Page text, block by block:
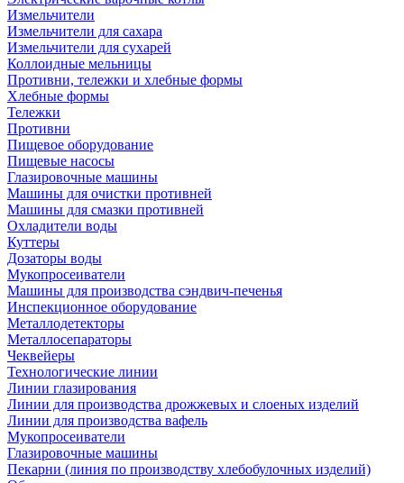
Измельчители
Измельчители для сахара
Измельчители для сухарей
Коллоидные мельницы
Противни, тележки и хлебные формы
Хлебные формы
Тележки
Противни
Пищевое оборудование
Пищевые насосы
Глазировочные машины
Машины для очистки противней
Машины для смазки противней
Охладители воды
Куттеры
Дозаторы воды
Мукопросеиватели
Машины для производства сэндвич-печенья
Инспекционное оборудование
Металлодетекторы
Металлосепараторы
Чеквейеры
Технологические линии
Линии глазирования
Линии для производства дрожжевых и слоеных изделий
Линии для производства вафель
Мукопросеиватели
Глазировочные машины
Пекарни (линия по производству хлебобулочных изделий)